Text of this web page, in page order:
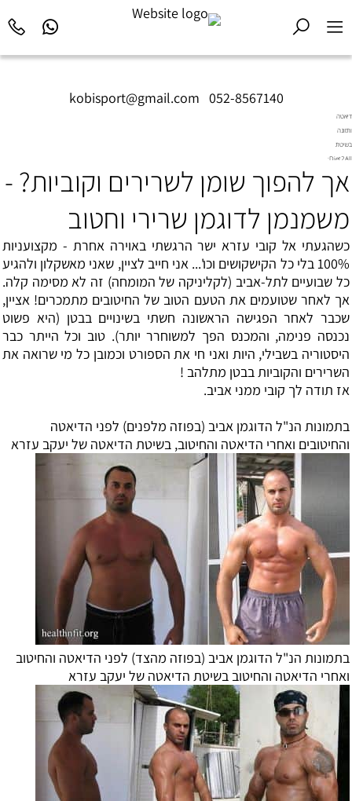
kobisport@gmail.com 052-8567140
דיאטה
ותזונה
בשיטת
Diet2All:
שמאחורי
המושלם.
אך להפוך שומן לשרירים וקוביות? -
משמנמן לדוגמן שרירי וחטוב
כשהגעתי אל קובי עזרא ישר הרגשתי באוירה אחרת - מקצועניות
100% בלי כל הקישקושים וכו'... אני חייב לציין, שאני מאשקלון ולהגיע
כל שבועיים לתל-אביב (לקליניקה של המומחה) זה לא מסימה קלה.
אך לאחר שטועמים את הטעם הטוב של החיטובים מתמכרים! אציין,
שכבר לאחר הפגישה הראשונה חשתי בשינויים בבטן (היא פשוט
נכנסה פנימה, והמכנס הפך למשוחרר יותר). טוב וכל הייתר כבר
היסטוריה בשבילי, היות ואני חי את הספורט וכמובן כל מי שרואה את
השרירים והקוביות בבטן מתלהב !
אז תודה לך קובי ממני אביב.
בתמונות הנ"ל הדוגמן אביב (בפוזה מלפנים) לפני הדיאטה
והחיטובים ואחרי הדיאטה והחיטוב, בשיטת הדיאטה של יעקב עזרא
בתמונות הנ"ל הדוגמן אביב (בפוזה מהצד) לפני הדיאטה והחיטוב
ואחרי הדיאטה והחיטוב בשיטת הדיאטה של יעקב עזרא